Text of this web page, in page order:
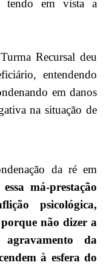
tendo em vista a
Recursal deu
, entendendo
em danos
na situação de
da ré em
essa má-prestação
psicológica,
não dizer a
da
à esfera do